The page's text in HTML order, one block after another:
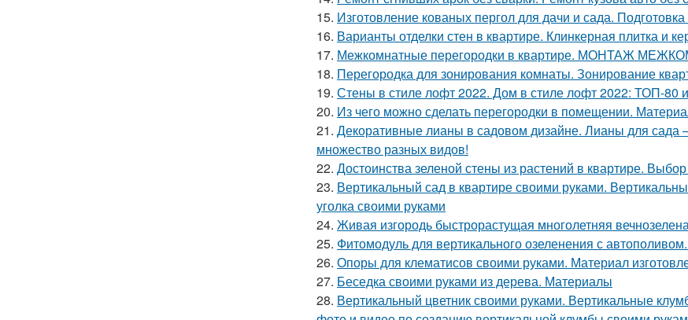
15. Изготовление кованых пергол для дачи и сада.
16. Варианты отделки стен в квартире. Клинкерная плитка и
17. Межкомнатные перегородки в квартире. МОНТАЖ
18. Перегородка для зонирования комнаты. Зонирование
19. Стены в стиле лофт 2022. Дом в стиле лофт 2022: ТОП-80
20. Из чего можно сделать перегородки в помещении.
21. Декоративные лианы в садовом дизайне. Лианы для
множество разных видов!
22. Достоинства зеленой стены из растений в квартире.
23. Вертикальный сад в квартире своими руками.
уголка своими руками
24. Живая изгородь быстрорастущая многолетняя
25. Фитомодуль для вертикального озеленения с
26. Опоры для клематисов своими руками. Материал
27. Беседка своими руками из дерева. Материалы
28. Вертикальный цветник своими руками. Вертикальные